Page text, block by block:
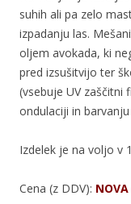
suhih ali pa zelo
izpadanju las.
oljem avokada, ki
pred izsušitvijo ter
(vsebuje UV zaščitni
ondulaciji in barvanju
Izdelek je na voljo v
Cena (z DDV):